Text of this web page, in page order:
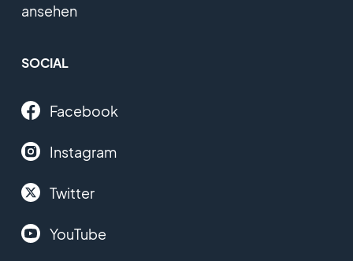
ansehen
SOCIAL
Facebook
Instagram
Twitter
YouTube